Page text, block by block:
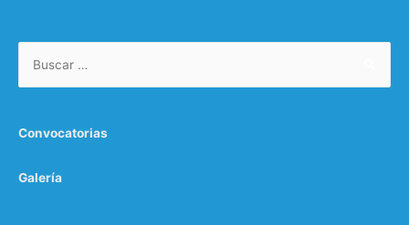
Convocatorias
Galería